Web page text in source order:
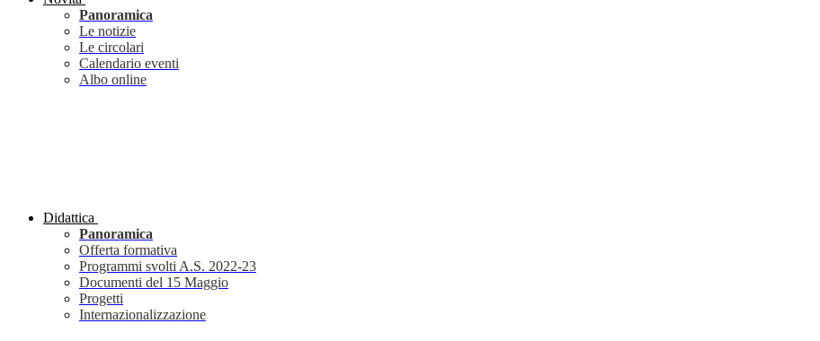
Panoramica
Le notizie
Le circolari
Calendario eventi
Albo online
Didattica
Panoramica
Offerta formativa
Programmi svolti A.S. 2022-23
Documenti del 15 Maggio
Progetti
Internazionalizzazione